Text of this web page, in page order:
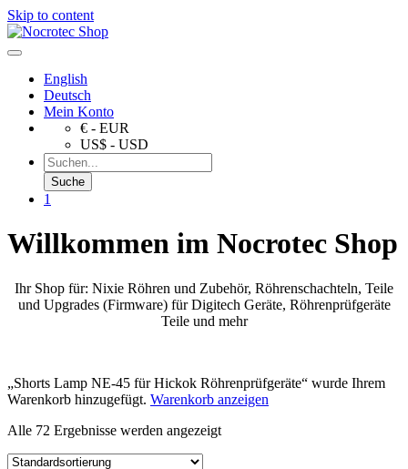
Skip to content
English
Deutsch
Mein Konto
€ - EUR
US$ - USD
1
Willkommen im Nocrotec Shop
Ihr Shop für: Nixie Röhren und Zubehör, Röhrenschachteln, Teile
und Upgrades (Firmware) für Digitech Geräte, Röhrenprüfgeräte
Teile und mehr
„Shorts Lamp NE-45 für Hickok Röhrenprüfgeräte“ wurde Ihrem
Warenkorb hinzugefügt. Warenkorb anzeigen
Alle 72 Ergebnisse werden angezeigt